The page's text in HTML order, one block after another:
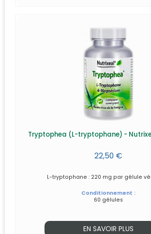
Tryptophea (L-tryptophane) -
22,50 €
L-tryptophane : 220 mg par gélule
Conditionnement :
60 gélules
EN SAVOIR PLUS